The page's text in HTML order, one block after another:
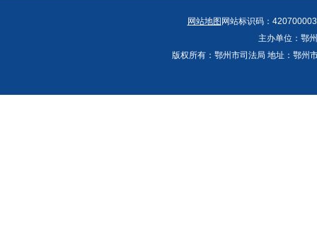
网站地图 网站标识码：
主办单位：鄂
版权所有：鄂州市司法局 地址：鄂州